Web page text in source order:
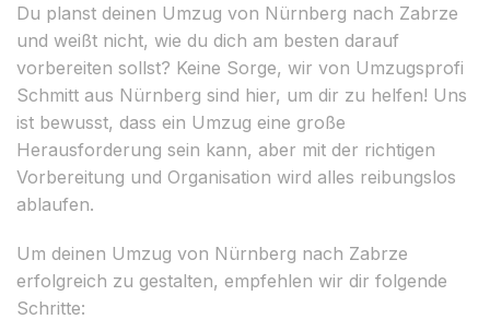
Du planst deinen Umzug von Nürnberg nach Zabrze
und weißt nicht, wie du dich am besten darauf
vorbereiten sollst? Keine Sorge, wir von Umzugsprofi
Schmitt aus Nürnberg sind hier, um dir zu helfen! Uns
ist bewusst, dass ein Umzug eine große
Herausforderung sein kann, aber mit der richtigen
Vorbereitung und Organisation wird alles reibungslos
ablaufen.
Um deinen Umzug von Nürnberg nach Zabrze
erfolgreich zu gestalten, empfehlen wir dir folgende
Schritte: